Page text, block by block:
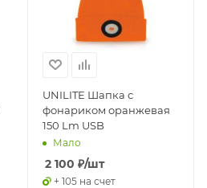
UNILITE Шапка с
фонариком оранжевая
150 Lm USB
Мало
2 100 ₽/шт
+ 105 на счет